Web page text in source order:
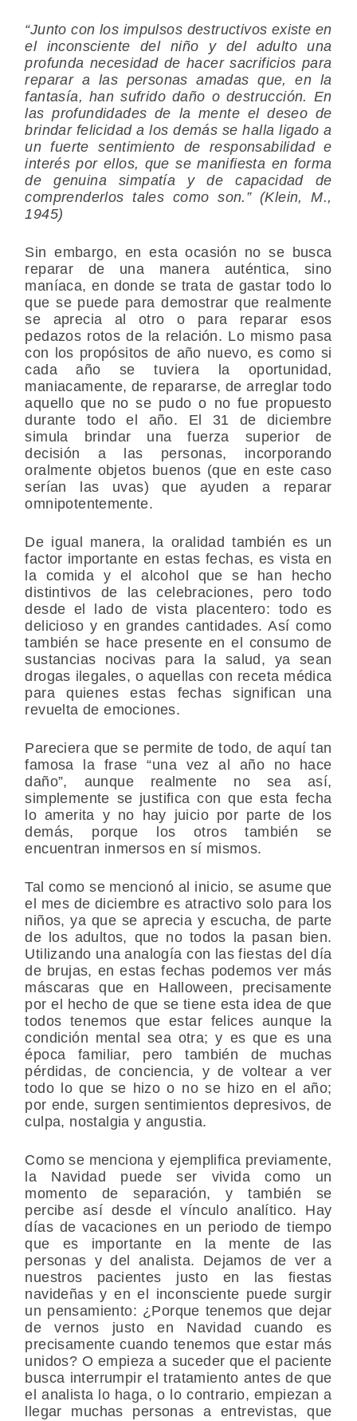
“Junto con los impulsos destructivos existe en
el inconsciente del niño y del adulto una
profunda necesidad de hacer sacrificios para
reparar a las personas amadas que, en la
fantasía, han sufrido daño o destrucción. En
las profundidades de la mente el deseo de
brindar felicidad a los demás se halla ligado a
un fuerte sentimiento de responsabilidad e
interés por ellos, que se manifiesta en forma
de genuina simpatía y de capacidad de
comprenderlos tales como son.” (Klein, M.,
1945)
Sin embargo, en esta ocasión no se busca
reparar de una manera auténtica, sino
maníaca, en donde se trata de gastar todo lo
que se puede para demostrar que realmente
se aprecia al otro o para reparar esos
pedazos rotos de la relación. Lo mismo pasa
con los propósitos de año nuevo, es como si
cada año se tuviera la oportunidad,
maniacamente, de repararse, de arreglar todo
aquello que no se pudo o no fue propuesto
durante todo el año. El 31 de diciembre
simula brindar una fuerza superior de
decisión a las personas, incorporando
oralmente objetos buenos (que en este caso
serían las uvas) que ayuden a reparar
omnipotentemente.
De igual manera, la oralidad también es un
factor importante en estas fechas, es vista en
la comida y el alcohol que se han hecho
distintivos de las celebraciones, pero todo
desde el lado de vista placentero: todo es
delicioso y en grandes cantidades. Así como
también se hace presente en el consumo de
sustancias nocivas para la salud, ya sean
drogas ilegales, o aquellas con receta médica
para quienes estas fechas significan una
revuelta de emociones.
Pareciera que se permite de todo, de aquí tan
famosa la frase “una vez al año no hace
daño”, aunque realmente no sea así,
simplemente se justifica con que esta fecha
lo amerita y no hay juicio por parte de los
demás, porque los otros también se
encuentran inmersos en sí mismos.
Tal como se mencionó al inicio, se asume que
el mes de diciembre es atractivo solo para los
niños, ya que se aprecia y escucha, de parte
de los adultos, que no todos la pasan bien.
Utilizando una analogía con las fiestas del día
de brujas, en estas fechas podemos ver más
máscaras que en Halloween, precisamente
por el hecho de que se tiene esta idea de que
todos tenemos que estar felices aunque la
condición mental sea otra; y es que es una
época familiar, pero también de muchas
pérdidas, de conciencia, y de voltear a ver
todo lo que se hizo o no se hizo en el año;
por ende, surgen sentimientos depresivos, de
culpa, nostalgia y angustia.
Como se menciona y ejemplifica previamente,
la Navidad puede ser vivida como un
momento de separación, y también se
percibe así desde el vínculo analítico. Hay
días de vacaciones en un periodo de tiempo
que es importante en la mente de las
personas y del analista. Dejamos de ver a
nuestros pacientes justo en las fiestas
navideñas y en el inconsciente puede surgir
un pensamiento: ¿Porque tenemos que dejar
de vernos justo en Navidad cuando es
precisamente cuando tenemos que estar más
unidos? O empieza a suceder que el paciente
busca interrumpir el tratamiento antes de que
el analista lo haga, o lo contrario, empiezan a
llegar muchas personas a entrevistas, que